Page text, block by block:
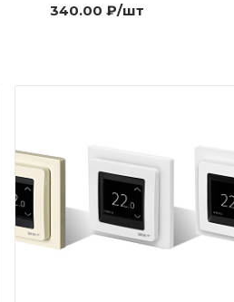
340.00 ₽/шт